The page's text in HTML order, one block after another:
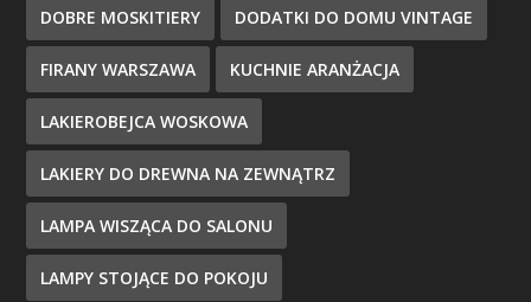
DOBRE MOSKITIERY DODATKI DO DOMU VINTAGE
FIRANY WARSZAWA KUCHNIE ARANŻACJA
LAKIEROBEJCA WOSKOWA
LAKIERY DO DREWNA NA ZEWNĄTRZ
LAMPA WISZĄCA DO SALONU
LAMPY STOJĄCE DO POKOJU